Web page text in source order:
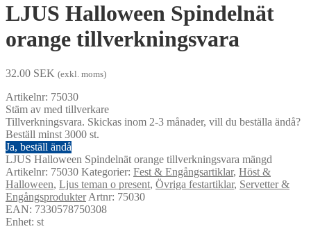
LJUS Halloween Spindelnät
orange tillverkningsvara
32.00 SEK (exkl. moms)
Artikelnr: 75030
Stäm av med tillverkare
Tillverkningsvara. Skickas inom 2-3 månader, vill du beställa ändå?
Beställ minst 3000 st.
Ja, beställ ändå
LJUS Halloween Spindelnät orange tillverkningsvara mängd
Artikelnr: 75030 Kategorier: Fest & Engångsartiklar, Höst &
Halloween, Ljus teman o present, Övriga festartiklar, Servetter &
EngångsprodukterArtnr: 75030
EAN: 7330578750308
Enhet: st